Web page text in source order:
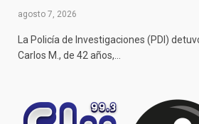
agosto 7, 2026
La Policía de Investigaciones (PDI)
Carlos M., de 42 años,…